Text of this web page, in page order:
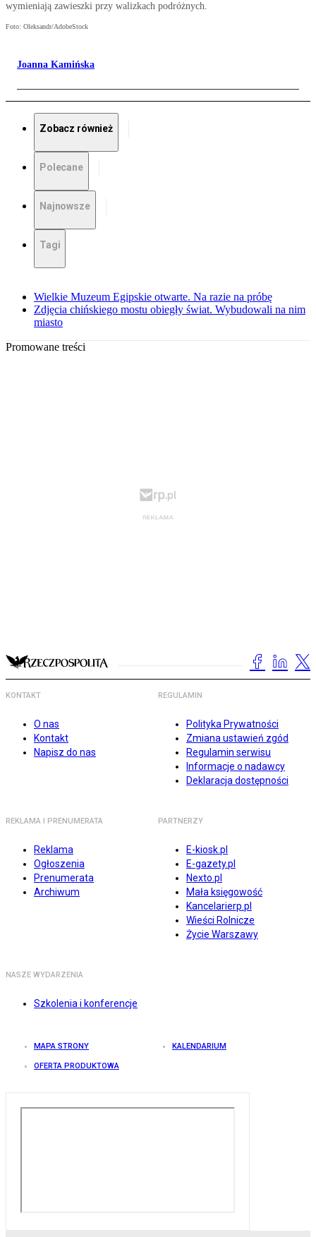
wymieniają zawieszki przy walizkach podróżnych.
Foto: Oleksandr/AdobeStock
Joanna Kamińska
Zobacz również
Polecane
Najnowsze
Tagi
Wielkie Muzeum Egipskie otwarte. Na razie na próbę
Zdjęcia chińskiego mostu obiegły świat. Wybudowali na nim
miasto
Promowane treści
KONTAKT
O nas
Kontakt
Napisz do nas
REGULAMIN
Polityka Prywatności
Zmiana ustawień zgód
Regulamin serwisu
Informacje o nadawcy
Deklaracja dostępności
REKLAMA I PRENUMERATA
Reklama
Ogłoszenia
Prenumerata
Archiwum
PARTNERZY
E-kiosk.pl
E-gazety.pl
Nexto.pl
Mała księgowość
Kancelarierp.pl
Wieści Rolnicze
Życie Warszawy
NASZE WYDARZENIA
Szkolenia i konferencje
MAPA STRONY KALENDARIUM
OFERTA PRODUKTOWA